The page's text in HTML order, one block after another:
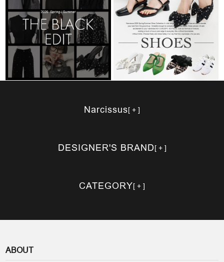
2026.04.03
TOPICS 2026.04.02
TOPICS
Narcissus
DESIGNER'S BRAND
CATEGORY
ABOUT